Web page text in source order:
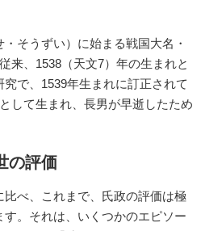
そうずい）に始まる戦国大名・
来、1538（天文7）年の生まれと
で、1539年生まれに訂正されて
して生まれ、長男が早逝したため
の評価
べ、これまで、氏政の評価は極
。それは、いくつかのエピソー